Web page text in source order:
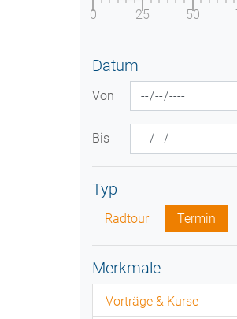
0 25 50
Datum
Von
Bis
Typ
Radtour Termin
Merkmale
Vorträge & Kurse